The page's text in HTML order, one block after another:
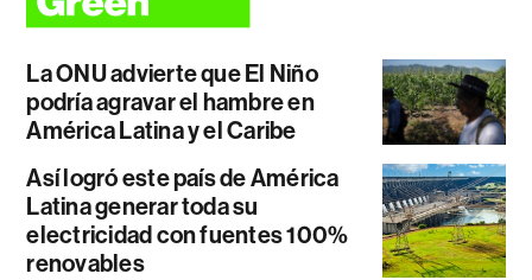
La ONU advierte que El Niño
podría agravar el hambre en
América Latina y el Caribe
Así logró este país de América
Latina generar toda su
electricidad con fuentes 100%
renovables